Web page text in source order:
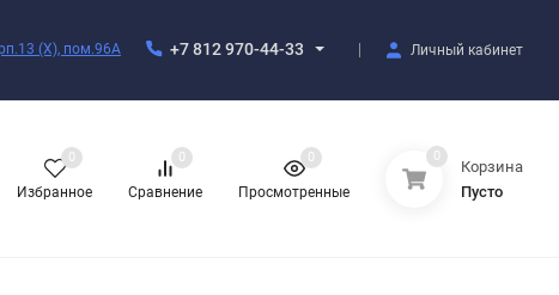
(X), пом.96А +7 812 970-44-33 Личный кабинет
Избранное
0
Сравнение
0
Просмотренные
0 0
Корзина
Пусто